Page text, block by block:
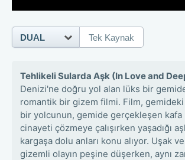
Tehlikeli Sularda Aşk (In Love and
Denizi'ne doğru yol alan lüks bir
romantik bir gizem filmi. Film,
bir yolcunun, gemide gerçekleşen kafa
cinayeti çözmeye çalışırken yaşadığı
kargaşa dolu anları konu alıyor. Uşak
gizemli olayın peşine düşerken, aynı
DUAL Tek Kaynak